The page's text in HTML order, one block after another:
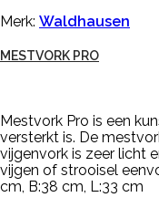
Merk: Waldhausen
MESTVORK PRO
Mestvork Pro is een
versterkt is. De
vijgenvork is zeer licht
vijgen of strooisel
cm, B:38 cm, L:33 cm